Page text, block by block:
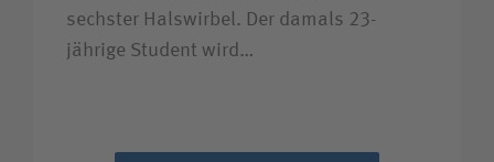
sechster Halswirbel. Der damals 23-
jährige Student wird…